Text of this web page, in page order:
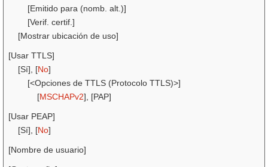
[Emitido para (nomb. alt.)]
[Verif. certif.]
[Mostrar ubicación de uso]
[Usar TTLS]
[Sí], [No]
[<Opciones de TTLS (Protocolo TTLS)>]
[MSCHAPv2], [PAP]
[Usar PEAP]
[Sí], [No]
[Nombre de usuario]